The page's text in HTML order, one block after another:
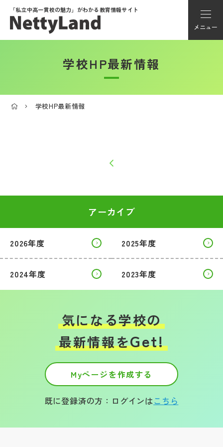
「私立中高一貫校の魅力」がわかる教育情報サイト
メニュー
アカウント登録
帰国生受験情報
説明会・イベント情報
学校からのお知らせ
学校HP最新情報
NettyLandかわら版
学校HP最新情報
学校HP最新情報
アーカイブ
2026年度 2025年度
2024年度 2023年度
気になる学校の
最新情報をGet!
Myページを作成する
既に登録済の方：ログインはこちら